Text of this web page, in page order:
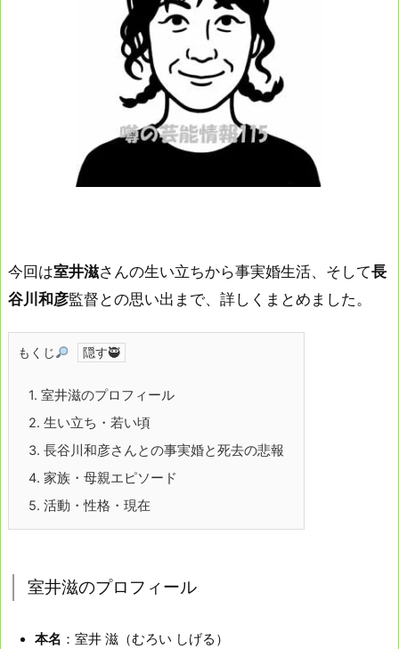
今回は室井滋さんの生い立ちから事実婚生活、そして長
谷川和彦監督との思い出まで、詳しくまとめました。
もくじ
1. 室井滋のプロフィール
2. 生い立ち・若い頃
3. 長谷川和彦さんとの事実婚と死去の悲報
4. 家族・母親エピソード
5. 活動・性格・現在
室井滋のプロフィール
本名 ：室井 滋（むろい しげる）